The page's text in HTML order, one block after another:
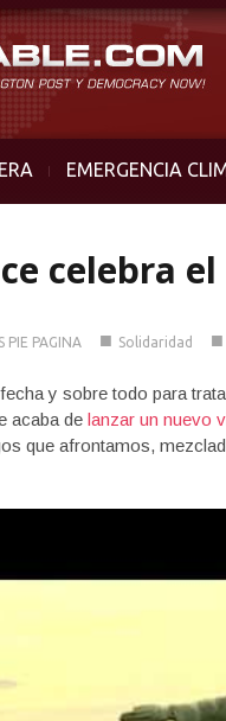
EMERGENCIA
celebra
PIE PAGINA ■ Solidaridad ■
y sobre todo para
acaba de lanzar un nuevo
que afrontamos,